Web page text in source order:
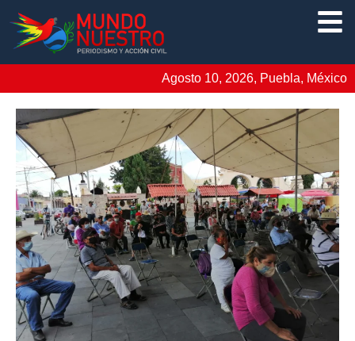
Agosto 10, 2026, Puebla, México